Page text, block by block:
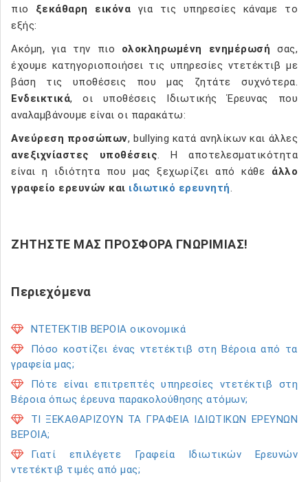
πιο ξεκάθαρη εικόνα για τις υπηρεσίες κάναμε το
εξής:
Ακόμη, για την πιο ολοκληρωμένη ενημέρωσή σας,
έχουμε κατηγοριοποιήσει τις υπηρεσίες ντετέκτιβ με
βάση τις υποθέσεις που μας ζητάτε συχνότερα.
Ενδεικτικά, οι υποθέσεις Ιδιωτικής Έρευνας που
αναλαμβάνουμε είναι οι παρακάτω:
Ανεύρεση προσώπων, bullying κατά ανηλίκων και άλλες
ανεξιχνίαστες υποθέσεις. Η αποτελεσματικότητα
είναι η ιδιότητα που μας ξεχωρίζει από κάθε άλλο
γραφείο ερευνών και ιδιωτικό ερευνητή.
ΖΗΤΗΣΤΕ ΜΑΣ ΠΡΟΣΦΟΡΑ ΓΝΩΡΙΜΙΑΣ!
Περιεχόμενα
ΝΤΕΤΕΚΤΙΒ ΒΕΡΟΙΑ οικονομικά
Πόσο κοστίζει ένας ντετέκτιβ στη Βέροια από τα
γραφεία μας;
Πότε είναι επιτρεπτές υπηρεσίες ντετέκτιβ στη
Βέροια όπως έρευνα παρακολούθησης ατόμων;
ΤΙ ΞΕΚΑΘΑΡΙΖΟΥΝ ΤΑ ΓΡΑΦΕΙΑ ΙΔΙΩΤΙΚΩΝ ΕΡΕΥΝΩΝ
ΒΕΡΟΙΑ;
Γιατί επιλέγετε Γραφεία Ιδιωτικών Ερευνών
ντετέκτιβ τιμές από μας;